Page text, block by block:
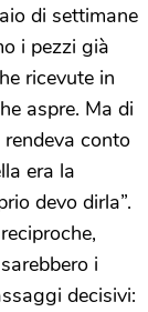
di settimane
i pezzi già
ricevute in
aspre. Ma di
conto
era la
devo dirla”.
i
decisivi: